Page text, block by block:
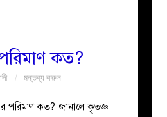
কত?
মন্তব্য করুন
পরিমাণ কত? জানালে কৃতজ্ঞ